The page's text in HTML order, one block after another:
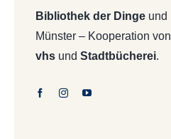
Bibliothek der Dingeund
Münster – Kooperation von
vhsund Stadtbücherei.